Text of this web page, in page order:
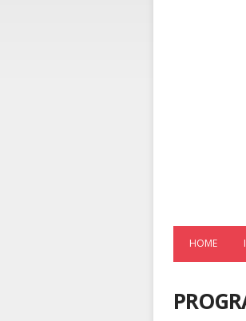
HOME